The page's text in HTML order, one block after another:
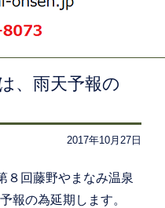
、雨天予報の
2017年10月27日
回藤野やまなみ温泉
報の為延期します。